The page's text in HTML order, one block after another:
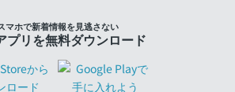
マホで新着情報を見逃さない
プリを無料ダウンロード